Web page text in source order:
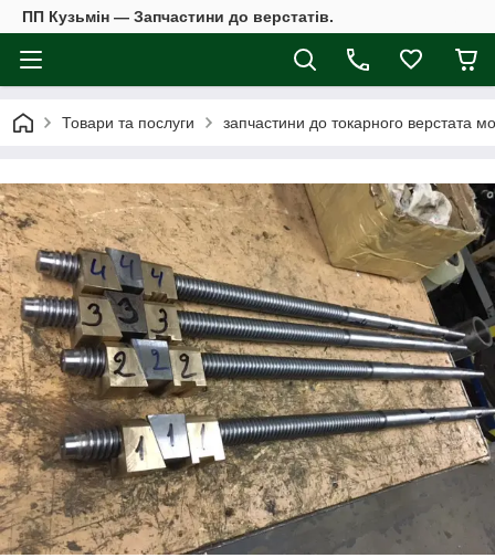
ПП Кузьмін — Запчастини до верстатів.
Товари та послуги запчастини до токарного верстата